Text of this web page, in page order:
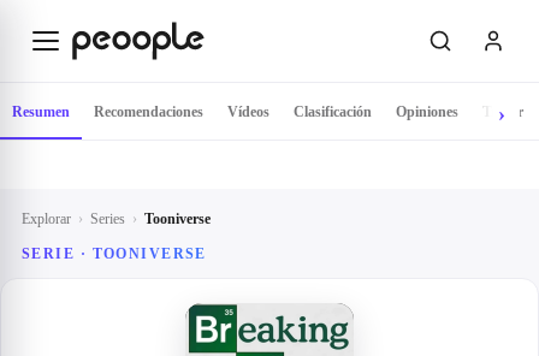
Explorar › Series › Tooniverse
SERIE · TOONIVERSE
Resumen Recomendaciones Vídeos Clasificación Opiniones Tráiler